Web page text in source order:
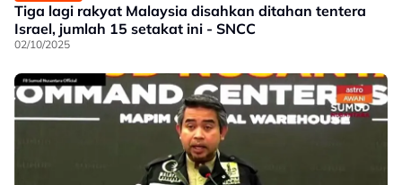
Tiga lagi rakyat Malaysia disahkan ditahan tentera
Israel, jumlah 15 setakat ini - SNCC
02/10/2025